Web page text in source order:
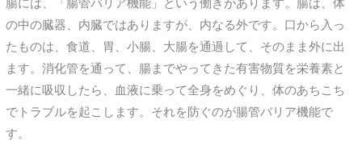
腸には、「腸管バリア機能」という働きがあります。腸は、体
の中の臓器、内臓ではありますが、内なる外です。口から入っ
たものは、食道、胃、小腸、大腸を通過して、そのまま外に出
ます。消化管を通って、腸までやってきた有害物質を栄養素と
一緒に吸収したら、血液に乗って全身をめぐり、体のあちこち
でトラブルを起こします。それを防ぐのが腸管バリア機能で
す。